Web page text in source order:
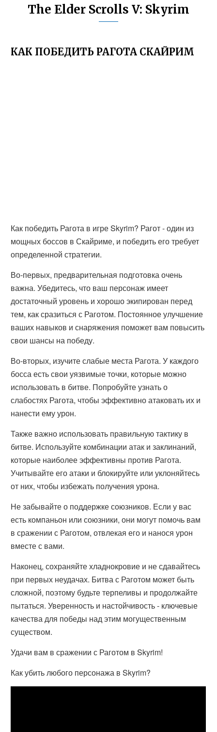
The Elder Scrolls V: Skyrim
КАК ПОБЕДИТЬ РАГОТА СКАЙРИМ
Как победить Рагота в игре Skyrim? Рагот - один из
мощных боссов в Скайриме, и победить его требует
определенной стратегии.
Во-первых, предварительная подготовка очень
важна. Убедитесь, что ваш персонаж имеет
достаточный уровень и хорошо экипирован перед
тем, как сразиться с Раготом. Постоянное улучшение
ваших навыков и снаряжения поможет вам повысить
свои шансы на победу.
Во-вторых, изучите слабые места Рагота. У каждого
босса есть свои уязвимые точки, которые можно
использовать в битве. Попробуйте узнать о
слабостях Рагота, чтобы эффективно атаковать их и
нанести ему урон.
Также важно использовать правильную тактику в
битве. Используйте комбинации атак и заклинаний,
которые наиболее эффективны против Рагота.
Учитывайте его атаки и блокируйте или уклоняйтесь
от них, чтобы избежать получения урона.
Не забывайте о поддержке союзников. Если у вас
есть компаньон или союзники, они могут помочь вам
в сражении с Раготом, отвлекая его и нанося урон
вместе с вами.
Наконец, сохраняйте хладнокровие и не сдавайтесь
при первых неудачах. Битва с Раготом может быть
сложной, поэтому будьте терпеливы и продолжайте
пытаться. Уверенность и настойчивость - ключевые
качества для победы над этим могущественным
существом.
Удачи вам в сражении с Раготом в Skyrim!
Как убить любого персонажа в Skyrim?